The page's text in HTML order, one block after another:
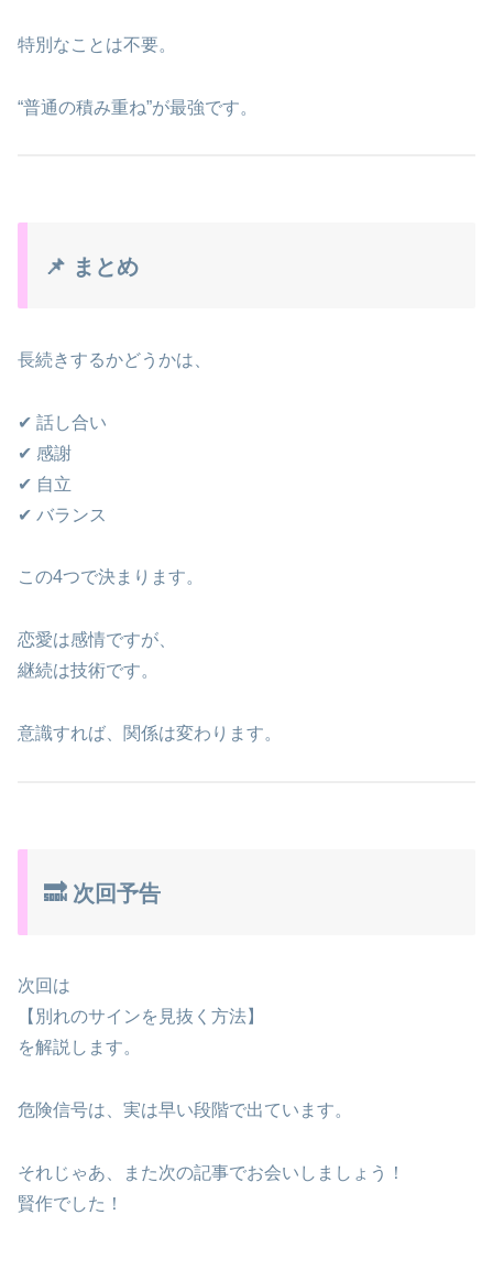
特別なことは不要。
“普通の積み重ね”が最強です。
📌 まとめ
長続きするかどうかは、
✔ 話し合い
✔ 感謝
✔ 自立
✔ バランス
この4つで決まります。
恋愛は感情ですが、
継続は技術です。
意識すれば、関係は変わります。
🔜 次回予告
次回は
【別れのサインを見抜く方法】
を解説します。
危険信号は、実は早い段階で出ています。
それじゃあ、また次の記事でお会いしましょう！
賢作でした！